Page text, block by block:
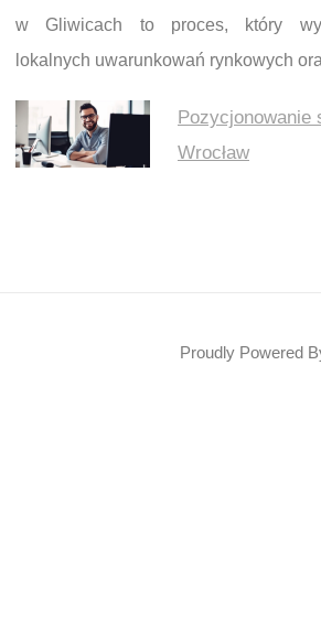
w Gliwicach to proces, który
lokalnych uwarunkowań rynkowych
Pozycjonowanie
Wrocław
Proudly Powered